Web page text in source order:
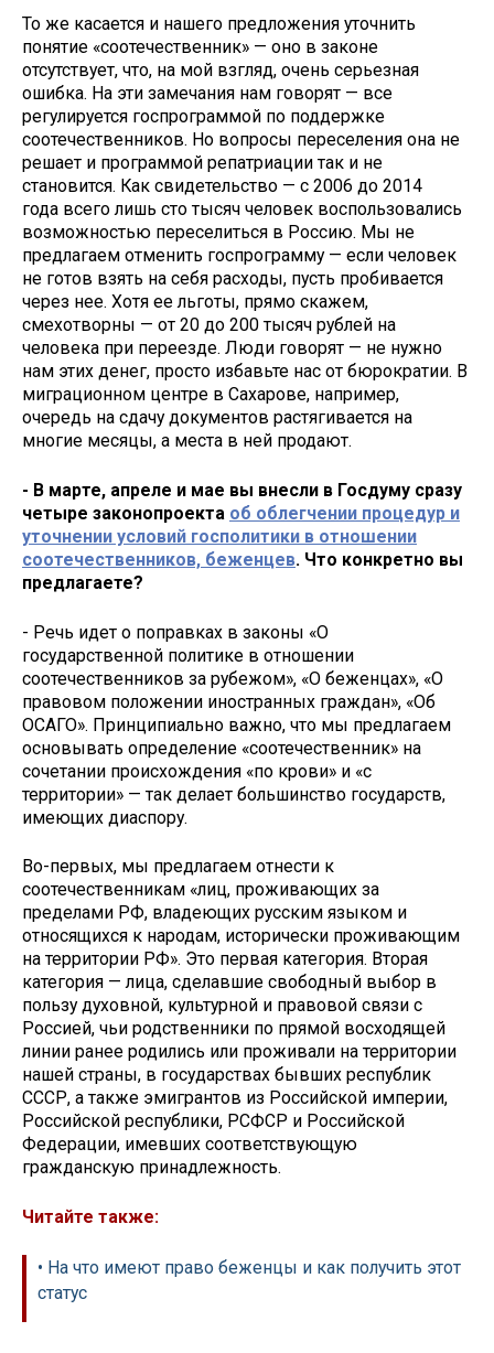
То же касается и нашего предложения уточнить
понятие «соотечественник» — оно в законе
отсутствует, что, на мой взгляд, очень серьезная
ошибка. На эти замечания нам говорят — все
регулируется госпрограммой по поддержке
соотечественников. Но вопросы переселения она не
решает и программой репатриации так и не
становится. Как свидетельство — с 2006 до 2014
года всего лишь сто тысяч человек воспользовались
возможностью переселиться в Россию. Мы не
предлагаем отменить госпрограмму — если человек
не готов взять на себя расходы, пусть пробивается
через нее. Хотя ее льготы, прямо скажем,
смехотворны — от 20 до 200 тысяч рублей на
человека при переезде. Люди говорят — не нужно
нам этих денег, просто избавьте нас от бюрократии. В
миграционном центре в Сахарове, например,
очередь на сдачу документов растягивается на
многие месяцы, а места в ней продают.
- В марте, апреле и мае вы внесли в Госдуму сразу
четыре законопроекта об облегчении процедур и
уточнении условий госполитики в отношении
соотечественников, беженцев. Что конкретно вы
предлагаете?
- Речь идет о поправках в законы «О
государственной политике в отношении
соотечественников за рубежом», «О беженцах», «О
правовом положении иностранных граждан», «Об
ОСАГО». Принципиально важно, что мы предлагаем
основывать определение «соотечественник» на
сочетании происхождения «по крови» и «с
территории» — так делает большинство государств,
имеющих диаспору.
Во-первых, мы предлагаем отнести к
соотечественникам «лиц, проживающих за
пределами РФ, владеющих русским языком и
относящихся к народам, исторически проживающим
на территории РФ». Это первая категория. Вторая
категория — лица, сделавшие свободный выбор в
пользу духовной, культурной и правовой связи с
Россией, чьи родственники по прямой восходящей
линии ранее родились или проживали на территории
нашей страны, в государствах бывших республик
СССР, а также эмигрантов из Российской империи,
Российской республики, РСФСР и Российской
Федерации, имевших соответствующую
гражданскую принадлежность.
Читайте также:
• На что имеют право беженцы и как получить этот
статус